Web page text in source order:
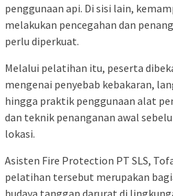
penggunaan api. Di sisi lain,
melakukan pencegahan dan
perlu diperkuat.
Melalui pelatihan itu, peserta
mengenai penyebab kebakaran,
hingga praktik penggunaan alat
dan teknik penanganan awal
lokasi.
Asisten Fire Protection PT SLS,
pelatihan tersebut merupakan